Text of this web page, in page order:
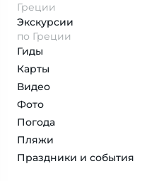
Греции
Экскурсии
по Греции
Гиды
Карты
Видео
Фото
Погода
Пляжи
Праздники и события